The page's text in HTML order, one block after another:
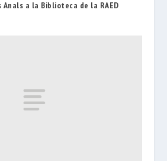
a la Biblioteca de la RAED